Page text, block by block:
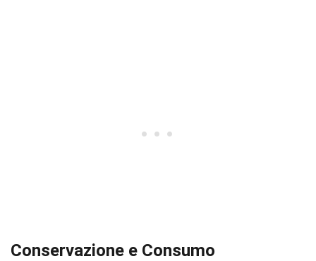
Conservazione e Consumo